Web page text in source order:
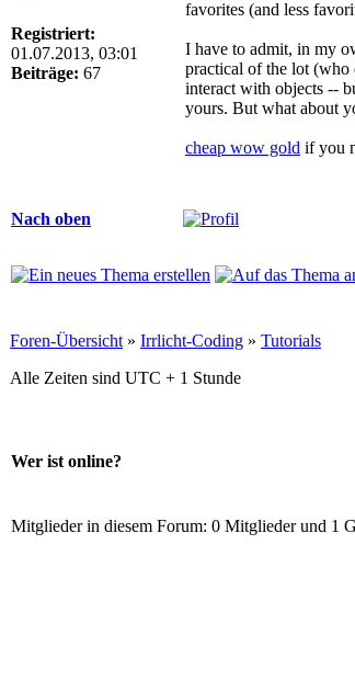
Registriert:
01.07.2013, 03:01
Beiträge: 67
favorites (and less
I have to admit, in my
practical of the lot (who
interact with objects --
yours. But what about
cheap wow gold if you
Nach oben
Foren-Übersicht » Irrlicht-Coding » Tutorials
Alle Zeiten sind UTC + 1 Stunde
Wer ist online?
Mitglieder in diesem Forum: 0 Mitglieder und 1